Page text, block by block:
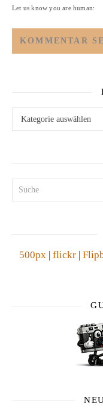
Let us know you are human:
500px| flickr|